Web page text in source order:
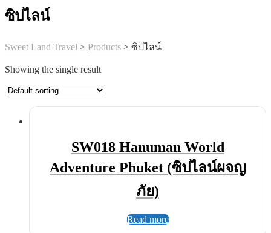
ซิปไลน์
Sweet Land Travel > Products > ซิปไลน์
Showing the single result
SW018 Hanuman World
Adventure Phuket (ซิปไลน์ผจญ
ภัย)
Read more